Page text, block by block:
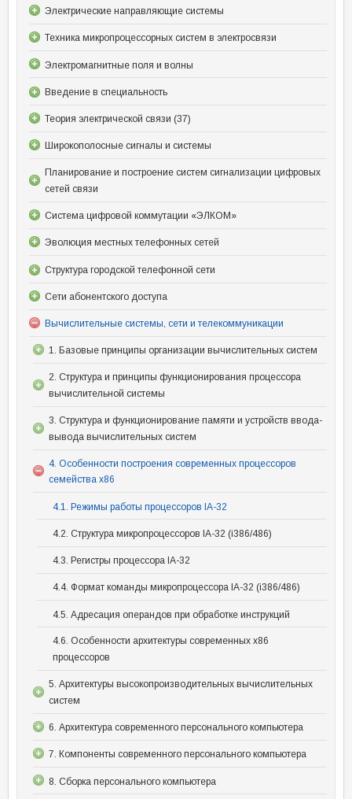
Электрические направляющие системы
Техника микропроцессорных систем в электросвязи
Электромагнитные поля и волны
Введение в специальность
Теория электрической связи (37)
Широкополосные сигналы и системы
Планирование и построение систем сигнализации цифровых
сетей связи
Система цифровой коммутации «ЭЛКОМ»
Эволюция местных телефонных сетей
Структура городской телефонной сети
Сети абонентского доступа
Вычислительные системы, сети и телекоммуникации
1. Базовые принципы организации вычислительных систем
2. Структура и принципы функционирования процессора
вычислительной системы
3. Структура и функционирование памяти и устройств ввода-
вывода вычислительных систем
4. Особенности построения современных процессоров
семейства x86
4.1. Режимы работы процессоров IA-32
4.2. Структура микропроцессоров IA-32 (i386/486)
4.3. Регистры процессора IA-32
4.4. Формат команды микропроцессора IA-32 (i386/486)
4.5. Адресация операндов при обработке инструкций
4.6. Особенности архитектуры современных x86
процессоров
5. Архитектуры высокопроизводительных вычислительных
систем
6. Архитектура современного персонального компьютера
7. Компоненты современного персонального компьютера
8. Сборка персонального компьютера